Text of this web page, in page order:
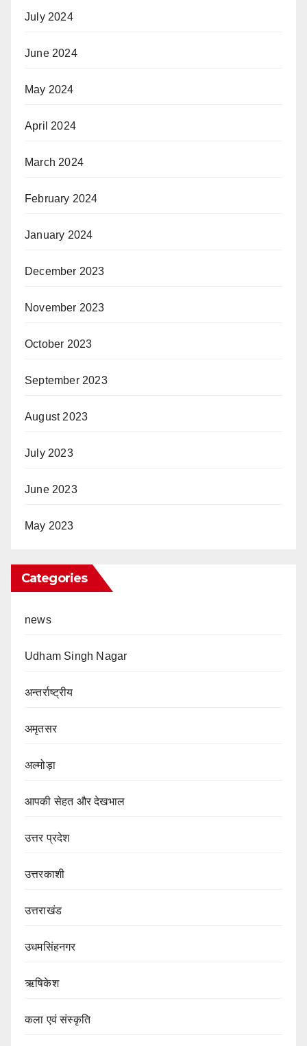
July 2024
June 2024
May 2024
April 2024
March 2024
February 2024
January 2024
December 2023
November 2023
October 2023
September 2023
August 2023
July 2023
June 2023
May 2023
Categories
news
Udham Singh Nagar
अन्तर्राष्ट्रीय
अमृतसर
अल्मोड़ा
आपकी सेहत और देखभाल
उत्तर प्रदेश
उत्तरकाशी
उत्तराखंड
उधमसिंहनगर
ऋषिकेश
कला एवं संस्कृति